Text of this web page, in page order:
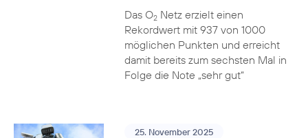
Das O2Netz erzielt einen
Rekordwert mit 937 von 1000
möglichen Punkten und erreicht
damit bereits zum sechsten Mal in
Folge die Note „sehr gut“
25. November 2025